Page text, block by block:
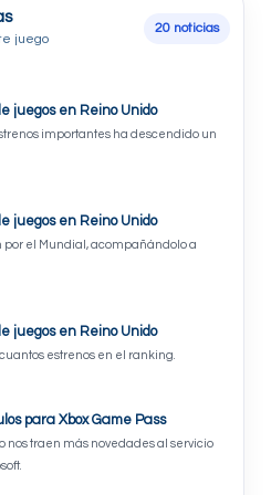
juego
20 noticias
juegos en Reino Unido
importantes ha descendido un
juegos en Reino Unido
por el Mundial, acompañándolo a
juegos en Reino Unido
estrenos en el ranking.
para Xbox Game Pass
nos traen más novedades al servicio